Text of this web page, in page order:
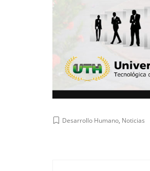
Desarrollo Humano, Noticias